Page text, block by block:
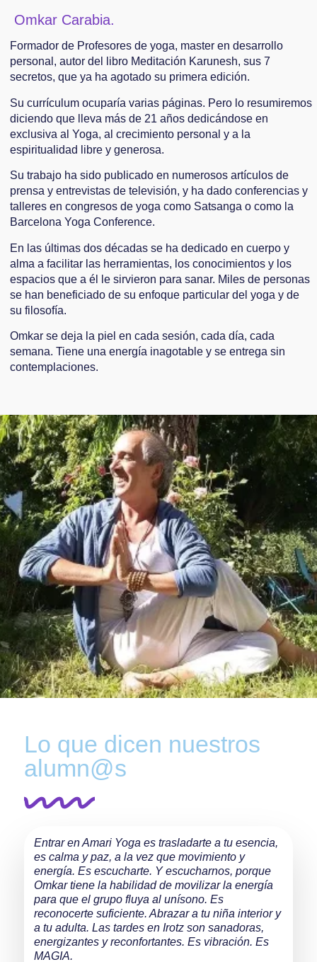
Omkar Carabia.
Formador de Profesores de yoga, master en desarrollo
personal, autor del libro Meditación Karunesh, sus 7
secretos, que ya ha agotado su primera edición.
Su currículum ocuparía varias páginas. Pero lo resumiremos
diciendo que lleva más de 21 años dedicándose en
exclusiva al Yoga, al crecimiento personal y a la
espiritualidad libre y generosa.
Su trabajo ha sido publicado en numerosos artículos de
prensa y entrevistas de televisión, y ha dado conferencias y
talleres en congresos de yoga como Satsanga o como la
Barcelona Yoga Conference.
En las últimas dos décadas se ha dedicado en cuerpo y
alma a facilitar las herramientas, los conocimientos y los
espacios que a él le sirvieron para sanar. Miles de personas
se han beneficiado de su enfoque particular del yoga y de
su filosofía.
Omkar se deja la piel en cada sesión, cada día, cada
semana. Tiene una energía inagotable y se entrega sin
contemplaciones.
Lo que dicen nuestros
alumn@s
Entrar en Amari Yoga es trasladarte a tu esencia,
es calma y paz, a la vez que movimiento y
energía. Es escucharte. Y escucharnos, porque
Omkar tiene la habilidad de movilizar la energía
para que el grupo fluya al unísono. Es
reconocerte suficiente. Abrazar a tu niña interior y
a tu adulta. Las tardes en Irotz son sanadoras,
energizantes y reconfortantes. Es vibración. Es
MAGIA.